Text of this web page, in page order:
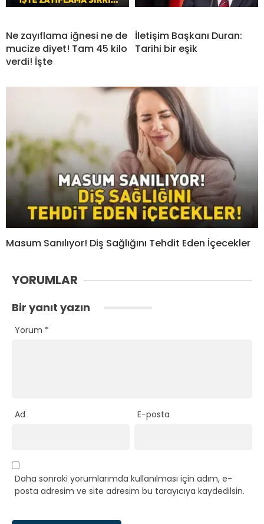
Ne zayıflama iğnesi ne de
mucize diyet! Tam 45 kilo
verdi! İşte
İletişim Başkanı Duran:
Tarihi bir eşik
Masum Sanılıyor! Diş Sağlığını Tehdit Eden İçecekler
YORUMLAR
Bir yanıt yazın
Yorum *
Ad E-posta
Daha sonraki yorumlarımda kullanılması için adım, e-
posta adresim ve site adresim bu tarayıcıya kaydedilsin.